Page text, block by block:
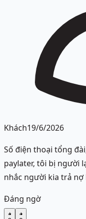
Khách19/6/2026
Số điện thoại tổng
paylater, tôi bị người
nhắc người kia trả nợ
Đáng ngờ